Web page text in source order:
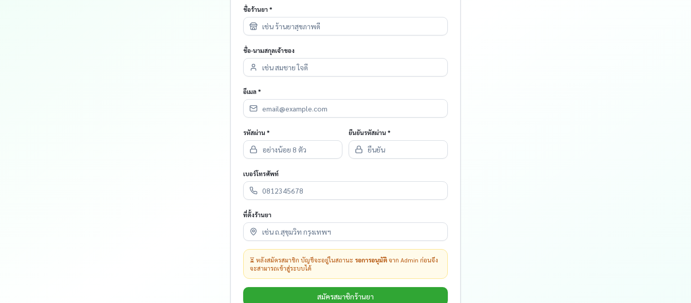
ชื่อร้านยา *
ชื่อ-นามสกุลเจ้าของ
อีเมล *
รหัสผ่าน * ยืนยันรหัสผ่าน *
เบอร์โทรศัพท์
ที่ตั้งร้านยา
⏳ หลังสมัครสมาชิก บัญชีจะอยู่ในสถานะ รอการอนุมัติจาก Admin ก่อนจึง
จะสามารถเข้าสู่ระบบได้
สมัครสมาชิกร้านยา